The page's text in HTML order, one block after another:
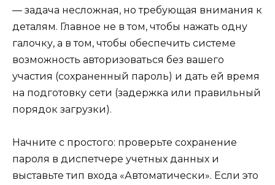
— задача несложная, но требующая внимания к
деталям. Главное не в том, чтобы нажать одну
галочку, а в том, чтобы обеспечить системе
возможность авторизоваться без вашего
участия (сохраненный пароль) и дать ей время
на подготовку сети (задержка или правильный
порядок загрузки).
Начните с простого: проверьте сохранение
пароля в диспетчере учетных данных и
выставьте тип входа «Автоматически». Если это